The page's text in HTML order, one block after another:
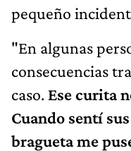
pequeño
"En algunas
consecuencias
caso. Ese curita
Cuando sentí
bragueta me